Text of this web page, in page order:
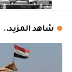
شاهد المزيد..